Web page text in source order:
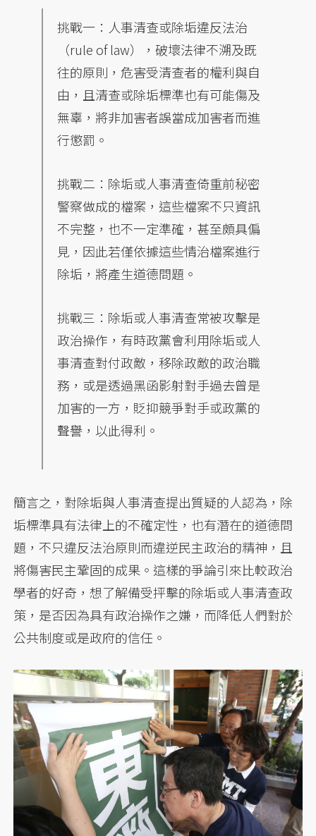
挑戰一：人事清查或除垢違反法治
（rule of law），破壞法律不溯及既
往的原則，危害受清查者的權利與自
由，且清查或除垢標準也有可能傷及
無辜，將非加害者誤當成加害者而進
行懲罰。
挑戰二：除垢或人事清查倚重前秘密
警察做成的檔案，這些檔案不只資訊
不完整，也不一定準確，甚至頗具偏
見，因此若僅依據這些情治檔案進行
除垢，將產生道德問題。
挑戰三：除垢或人事清查常被攻擊是
政治操作，有時政黨會利用除垢或人
事清查對付政敵，移除政敵的政治職
務，或是透過黑函影射對手過去曾是
加害的一方，貶抑競爭對手或政黨的
聲譽，以此得利。
簡言之，對除垢與人事清查提出質疑的人認為，除
垢標準具有法律上的不確定性，也有潛在的道德問
題，不只違反法治原則而違逆民主政治的精神，且
將傷害民主鞏固的成果。這樣的爭論引來比較政治
學者的好奇，想了解備受抨擊的除垢或人事清查政
策，是否因為具有政治操作之嫌，而降低人們對於
公共制度或是政府的信任。